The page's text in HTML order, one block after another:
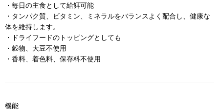
・毎日の主食として給餌可能
・タンパク質、ビタミン、ミネラルをバランスよく配合し、健康な
体を維持します。
・ドライフードのトッピングとしても
・穀物、大豆不使用
・香料、着色料、保存料不使用
機能